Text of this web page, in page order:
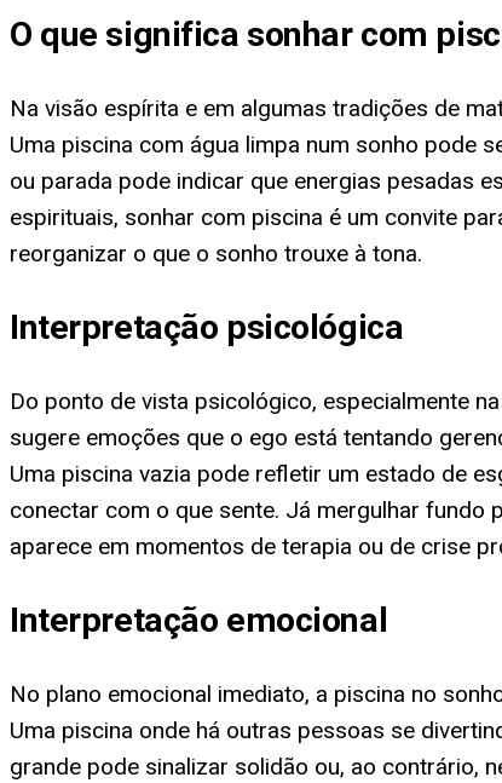
O que significa sonhar com
Na visão espírita e em algumas tradições de
Uma piscina com água limpa num sonho pode
ou parada pode indicar que energias pesadas
espirituais, sonhar com piscina é um convite
reorganizar o que o sonho trouxe à tona.
Interpretação psicológica
Do ponto de vista psicológico, especialmente
sugere emoções que o ego está tentando
Uma piscina vazia pode refletir um estado de
conectar com o que sente. Já mergulhar
aparece em momentos de terapia ou de crise
Interpretação emocional
No plano emocional imediato, a piscina no
Uma piscina onde há outras pessoas se
grande pode sinalizar solidão ou, ao contrário,